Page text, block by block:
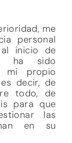
me
personal
inicio de
ha sido
mi propio
decir, de
todo, de
para que
las
en su